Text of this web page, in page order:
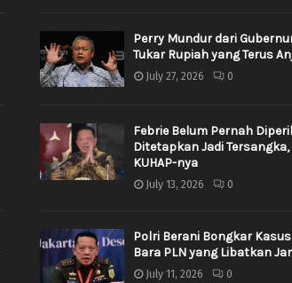
Perry Mundur dari
Tukar Rupiah yang Terus
July 27, 2026 0
Febrie Belum Pernah
Ditetapkan Jadi
KUHAP-nya
July 13, 2026 0
Polri Berani Bongkar
Bara PLN yang Libatkan
July 11, 2026 0